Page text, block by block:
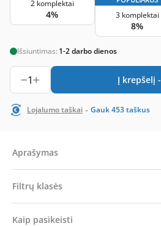
2 komplektai
4% 3 komplektai
8%
Išsiuntimas: 1-2 darbo dienos
1 Į krepšelį -
Lojalumo taškai - Gauk453taškus
Aprašymas
Filtrų klasės
Kaip pasikeisti